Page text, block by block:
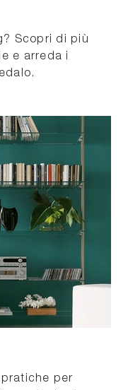
Scopri di più
e arreda i
pratiche per